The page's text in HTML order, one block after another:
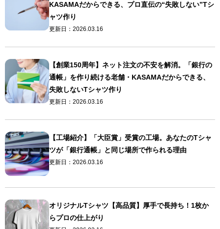
KASAMAだからできる、プロ直伝の“失敗しない”Tシ
ャツ作り
更新日： 2026.03.16
【創業150周年】ネット注文の不安を解消。「銀行の
通帳」を作り続ける老舗・KASAMAだからできる、
失敗しないTシャツ作り
更新日： 2026.03.16
【工場紹介】「大臣賞」受賞の工場。あなたのTシャ
ツが「銀行通帳」と同じ場所で作られる理由
更新日： 2026.03.16
オリジナルTシャツ【高品質】厚手で長持ち！1枚か
らプロの仕上がり